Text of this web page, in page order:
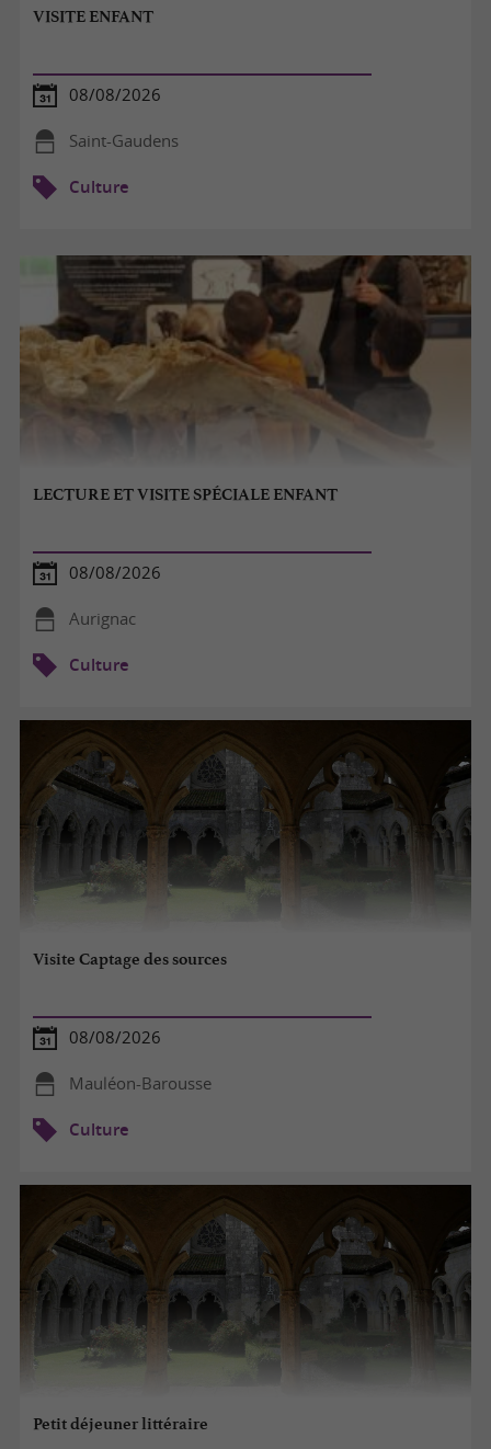
VISITE ENFANT
08/08/2026
Saint-Gaudens
Culture
LECTURE ET VISITE SPÉCIALE ENFANT
08/08/2026
Aurignac
Culture
Visite Captage des sources
08/08/2026
Mauléon-Barousse
Culture
Petit déjeuner littéraire